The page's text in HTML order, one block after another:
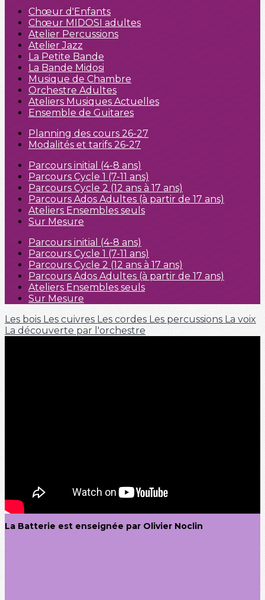
Chœur d'Enfants
Chœur MIDOSI adultes
Atelier Percussions
Atelier Jazz
La Petite Bande
La Bande Midosi
Musique de Chambre
Orchestre Adultes
Ateliers Musiques Actuelles
Ensemble de Guitares
Planning des cours 26-27
Modalités et tarifs 26-27
Parcours initial (4-8 ans)
Parcours Cycle 1 (7-11 ans)
Parcours Cycle 2 (12 ans à 17 ans)
Parcours Ados Adultes (à partir de 17 ans)
Ateliers Ensembles seuls
Sur Mesure
Parcours initial (4-8 ans)
Parcours Cycle 1 (7-11 ans)
Parcours Cycle 2 (12 ans à 17 ans)
Parcours Ados Adultes (à partir de 17 ans)
Ateliers Ensembles seuls
Sur Mesure
Les bois Les cuivres Les cordes Les percussions La voix
La découverte par l'orchestre
La Batterie est enseignée par Olivier Noclin